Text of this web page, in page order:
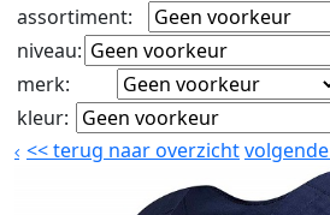
assortiment:
niveau:
merk:
kleur:
<<terug naar overzichtvolgende